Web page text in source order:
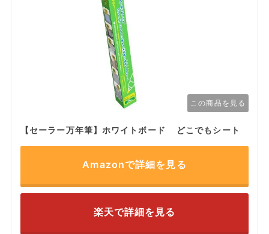
この商品を見る
【セーラー万年筆】ホワイトボード どこでもシート
Amazonで詳細を見る
楽天で詳細を見る